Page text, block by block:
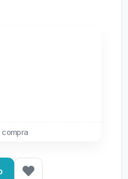
compra